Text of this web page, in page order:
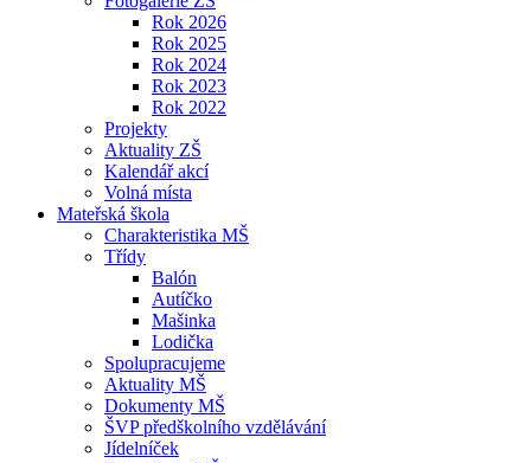
Rok 2026
Rok 2025
Rok 2024
Rok 2023
Rok 2022
Projekty
Aktuality ZŠ
Kalendář akcí
Volná místa
Mateřská škola
Charakteristika MŠ
Třídy
Balón
Autíčko
Mašinka
Lodička
Spolupracujeme
Aktuality MŠ
Dokumenty MŠ
ŠVP předškolního vzdělávání
Jídelníček